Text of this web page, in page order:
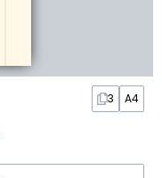
3 A4